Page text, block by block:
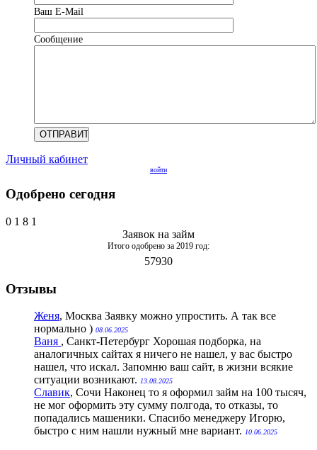
Ваш Е-Mail
Сообщение
Личный кабинет
войти
Одобрено сегодня
0 1 8 1
Заявок на займ
Итого одобрено за 2019 год:
57930
Отзывы
Женя, Москва Заявку можно упростить. А так все
нормально ) 08.06.2025
Ваня , Санкт-Петербург Хорошая подборка, на
аналогичных сайтах я ничего не нашел, у вас быстро
нашел, что искал. Запомню ваш сайт, в жизни всякие
ситуации возникают. 13.08.2025
Славик, Сочи Наконец то я оформил займ на 100 тысяч,
не мог оформить эту сумму полгода, то отказы, то
попадались машеники. Спасибо менеджеру Игорю,
быстро с ним нашли нужный мне вариант. 10.06.2025